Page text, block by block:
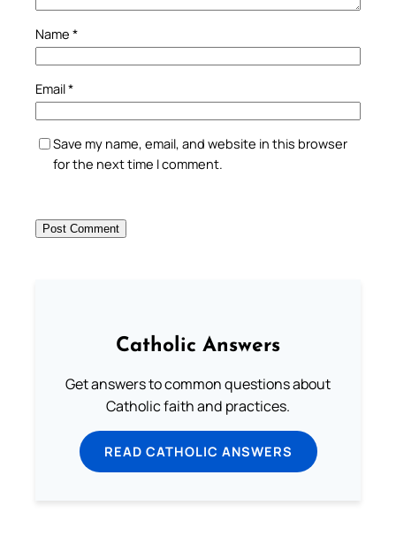
Name *
Email*
Save my name, email, and website in this browser
for the next time I comment.
Catholic Answers
Get answers to common questions about
Catholic faith and practices.
READ CATHOLIC ANSWERS